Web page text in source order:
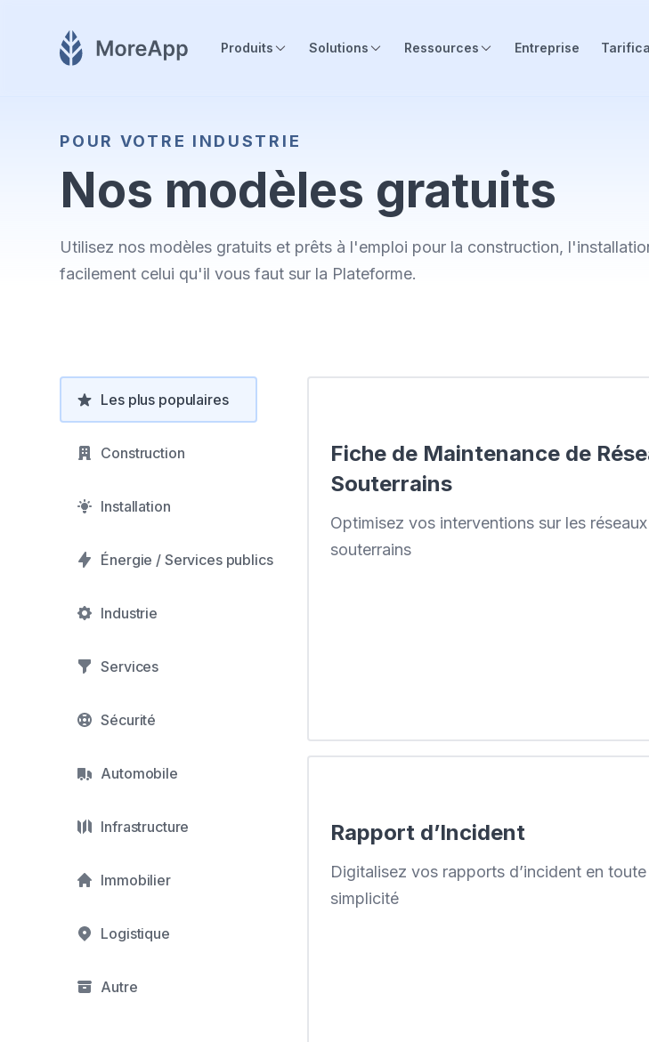
Produits Solutions Ressources Entreprise
POUR VOTRE INDUSTRIE
Nos modèles gratuits
Utilisez nos modèles gratuits et prêts à l'emploi pour la construction,
facilement celui qu'il vous faut sur la Plateforme.
Les plus populaires
Construction
Installation
Énergie / Services publics
Industrie
Services
Sécurité
Automobile
Infrastructure
Immobilier
Logistique
Autre
Fiche de Maintenance de
Souterrains
Optimisez vos interventions sur les réseaux
souterrains
Rapport d’Incident
Digitalisez vos rapports d’incident en toute
simplicité